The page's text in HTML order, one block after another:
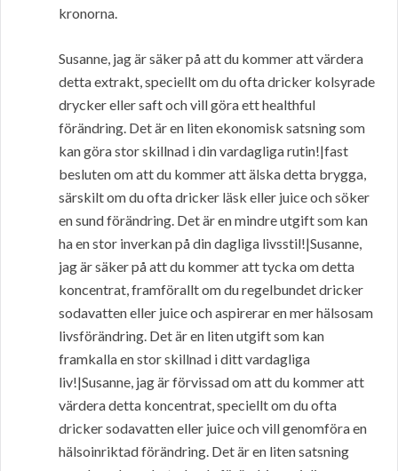
kronorna.
Susanne, jag är säker på att du kommer att värdera
detta extrakt, speciellt om du ofta dricker kolsyrade
drycker eller saft och vill göra ett healthful
förändring. Det är en liten ekonomisk satsning som
kan göra stor skillnad i din vardagliga rutin!|fast
besluten om att du kommer att älska detta brygga,
särskilt om du ofta dricker läsk eller juice och söker
en sund förändring. Det är en mindre utgift som kan
ha en stor inverkan på din dagliga livsstil!|Susanne,
jag är säker på att du kommer att tycka om detta
koncentrat, framförallt om du regelbundet dricker
sodavatten eller juice och aspirerar en mer hälsosam
livsförändring. Det är en liten utgift som kan
framkalla en stor skillnad i ditt vardagliga
liv!|Susanne, jag är förvissad om att du kommer att
värdera detta koncentrat, speciellt om du ofta
dricker sodavatten eller juice och vill genomföra en
hälsoinriktad förändring. Det är en liten satsning